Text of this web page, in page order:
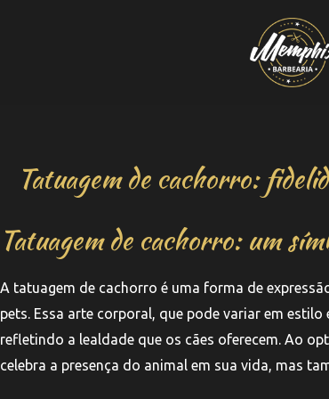
Tatuagem de cachorro:
Tatuagem de cachorro: um
A tatuagem de cachorro é uma forma de
pets. Essa arte corporal, que pode variar em
refletindo a lealdade que os cães oferecem. Ao
celebra a presença do animal em sua vida, mas